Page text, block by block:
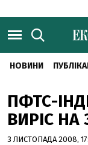
НОВИНИ
ПФТС-
ВИРІС НА
3 ЛИСТОПАДА 2008,